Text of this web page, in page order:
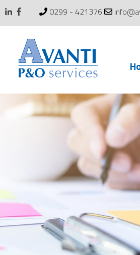
0299 - 421376